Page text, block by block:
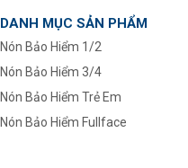
DANH MỤC SẢN PHẨM
Nón Bảo Hiểm 1/2
Nón Bảo Hiểm 3/4
Nón Bảo Hiểm Trẻ Em
Nón Bảo Hiểm Fullface